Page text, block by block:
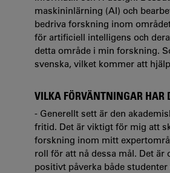
maskininlärning (AI) och
bedriva forskning inom
för artificiell intelligens och
detta område i min forskning.
svenska, vilket kommer att
VILKA FÖRVÄNTNINGAR HAR
- Generellt sett är den
fritid. Det är viktigt för mig att
forskning inom mitt
roll för att nå dessa mål. Det
positivt påverka både